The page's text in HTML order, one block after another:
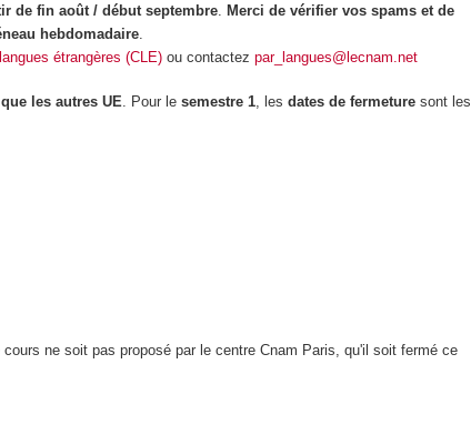
de fin août / début septembre. Merci de vérifier vos spams et de
hebdomadaire.
étrangères (CLE)ou contactez par_langues@lecnam.net
les autres UE. Pour le semestre 1, les dates de fermeturesont les
ne soit pas proposé par le centre Cnam Paris, qu'il soit fermé ce